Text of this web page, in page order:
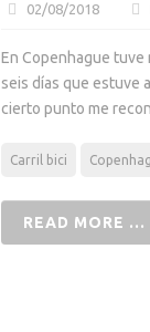
02/08/2018
En Copenhague
seis días que estuve
cierto punto me
Carril bici
READ MORE ...